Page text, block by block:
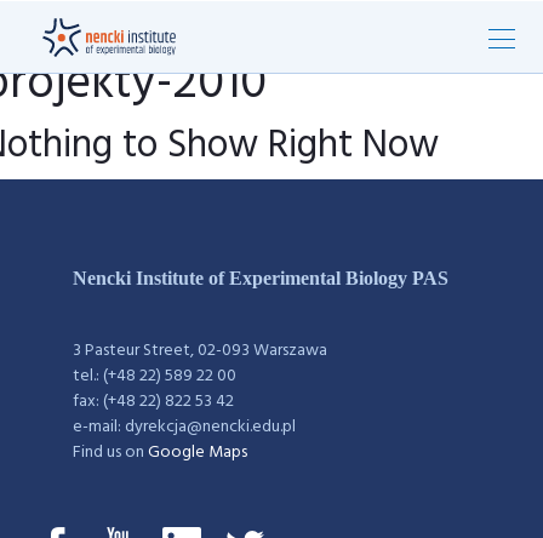
2010
to Show Right Now
Nencki Institute of Experimental Biology PAS
3 Pasteur Street, 02-093 Warszawa
tel.: (+48 22) 589 22 00
fax: (+48 22) 822 53 42
e-mail: dyrekcja@nencki.edu.pl
Find us onGoogle Maps